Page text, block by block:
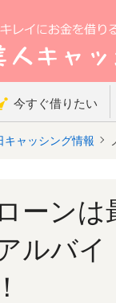
今すぐ借りたい
キャッシング情報
ーン
ルバ